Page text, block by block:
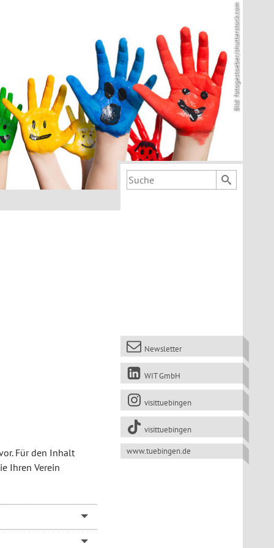
Bild: fotogestoeber/shutterstock.com
Suchbegriff
Für den Inhalt
Ihren Verein
Newsletter
WIT GmbH
visittuebingen
visittuebingen
www.tuebingen.de